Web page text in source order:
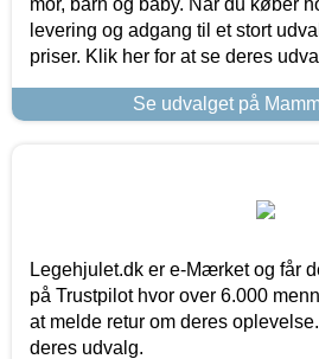
levering og adgang til et stort
priser. Klik her for at se deres
Se udvalget på
Legehjulet.dk er e-Mærket og får
på Trustpilot hvor over 6.000
at melde retur om deres
deres udvalg.